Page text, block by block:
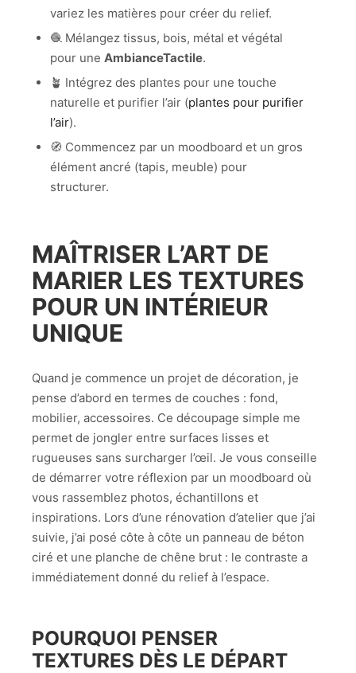
variez les matières pour créer du relief.
🧶 Mélangez tissus, bois, métal et végétal
pour une AmbianceTactile.
🪴 Intégrez des plantes pour une touche
naturelle et purifier l’air (plantes pour purifier
l’air).
🧭 Commencez par un moodboard et un gros
élément ancré (tapis, meuble) pour
structurer.
MAÎTRISER L’ART DE
MARIER LES TEXTURES
POUR UN INTÉRIEUR
UNIQUE
Quand je commence un projet de décoration, je
pense d’abord en termes de couches : fond,
mobilier, accessoires. Ce découpage simple me
permet de jongler entre surfaces lisses et
rugueuses sans surcharger l’œil. Je vous conseille
de démarrer votre réflexion par un moodboard où
vous rassemblez photos, échantillons et
inspirations. Lors d’une rénovation d’atelier que j’ai
suivie, j’ai posé côte à côte un panneau de béton
ciré et une planche de chêne brut : le contraste a
immédiatement donné du relief à l’espace.
POURQUOI PENSER
TEXTURES DÈS LE DÉPART